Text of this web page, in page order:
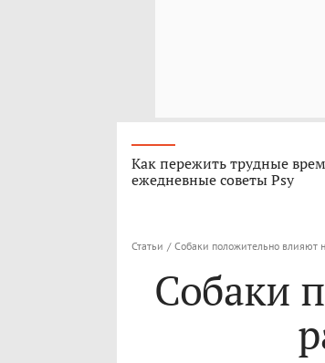
Как пережить трудные
ежедневные советы Psy
Статьи / Собаки положительно влияют
Собаки